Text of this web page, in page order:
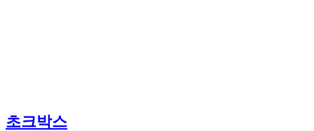
초크박스